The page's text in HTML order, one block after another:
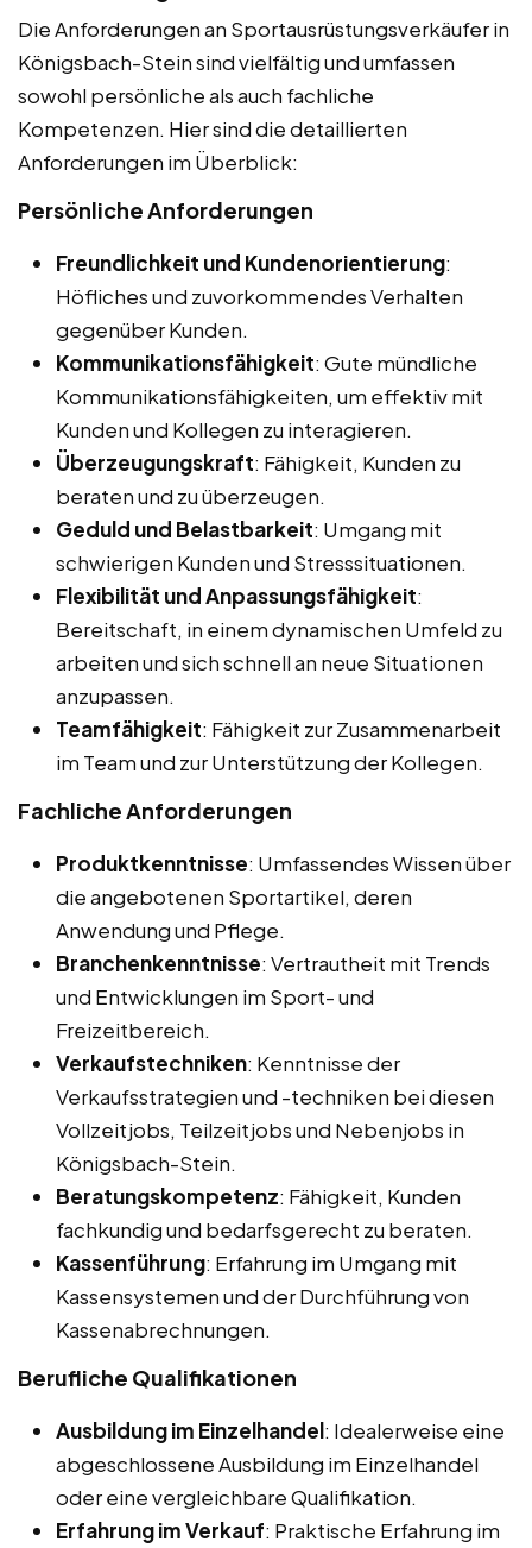
Die Anforderungen an Sportausrüstungsverkäufer in
Königsbach-Stein sind vielfältig und umfassen
sowohl persönliche als auch fachliche
Kompetenzen. Hier sind die detaillierten
Anforderungen im Überblick:
Persönliche Anforderungen
Freundlichkeit und Kundenorientierung:
Höfliches und zuvorkommendes Verhalten
gegenüber Kunden.
Kommunikationsfähigkeit: Gute mündliche
Kommunikationsfähigkeiten, um effektiv mit
Kunden und Kollegen zu interagieren.
Überzeugungskraft: Fähigkeit, Kunden zu
beraten und zu überzeugen.
Geduld und Belastbarkeit: Umgang mit
schwierigen Kunden und Stresssituationen.
Flexibilität und Anpassungsfähigkeit:
Bereitschaft, in einem dynamischen Umfeld zu
arbeiten und sich schnell an neue Situationen
anzupassen.
Teamfähigkeit: Fähigkeit zur Zusammenarbeit
im Team und zur Unterstützung der Kollegen.
Fachliche Anforderungen
Produktkenntnisse: Umfassendes Wissen über
die angebotenen Sportartikel, deren
Anwendung und Pflege.
Branchenkenntnisse: Vertrautheit mit Trends
und Entwicklungen im Sport- und
Freizeitbereich.
Verkaufstechniken: Kenntnisse der
Verkaufsstrategien und -techniken bei diesen
Vollzeitjobs, Teilzeitjobs und Nebenjobs in
Königsbach-Stein.
Beratungskompetenz: Fähigkeit, Kunden
fachkundig und bedarfsgerecht zu beraten.
Kassenführung: Erfahrung im Umgang mit
Kassensystemen und der Durchführung von
Kassenabrechnungen.
Berufliche Qualifikationen
Ausbildung im Einzelhandel: Idealerweise eine
abgeschlossene Ausbildung im Einzelhandel
oder eine vergleichbare Qualifikation.
Erfahrung im Verkauf: Praktische Erfahrung im